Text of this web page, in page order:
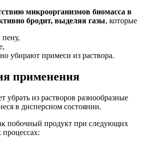
микроорганизмов биомасса в
бродит, выделяя газы, которые
убирают примеси из раствора.
применения
убрать из растворов разнообразные
в дисперсном состоянии.
побочный продукт при следующих